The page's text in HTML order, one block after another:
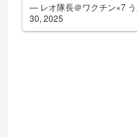
— レオ隊長＠ワクチン×7
30, 2025